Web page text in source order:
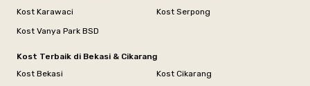
Kost Karawaci
Kost Serpong
Kost Vanya Park BSD
Kost Terbaik di Bekasi & Cikarang
Kost Bekasi
Kost Cikarang